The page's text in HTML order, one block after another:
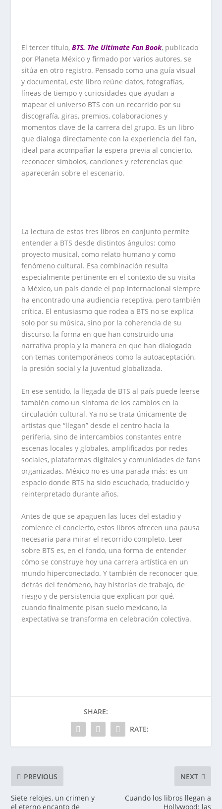
El tercer título, BTS. The Ultimate Fan Book, publicado
por Planeta México y firmado por varios autores, se
sitúa en otro registro. Pensado como una guía visual
y documental, este libro reúne datos, fotografías,
líneas de tiempo y curiosidades que ayudan a
mapear el universo BTS con un recorrido por su
discografía, giras, premios, colaboraciones y
momentos clave de la carrera del grupo. Es un libro
que dialoga directamente con la experiencia del fan,
ideal para acompañar la espera previa al concierto,
reconocer símbolos, canciones y referencias que
aparecerán sobre el escenario.
La lectura de estos tres libros en conjunto permite
entender a BTS desde distintos ángulos: como
proyecto musical, como relato humano y como
fenómeno cultural. Esa combinación resulta
especialmente pertinente en el contexto de su visita
a México, un país donde el pop internacional siempre
ha encontrado una audiencia receptiva, pero también
crítica. El entusiasmo que rodea a BTS no se explica
solo por su música, sino por la coherencia de su
discurso, la forma en que han construido una
narrativa propia y la manera en que han dialogado
con temas contemporáneos como la autoaceptación,
la presión social y la juventud globalizada.
En ese sentido, la llegada de BTS al país puede leerse
también como un síntoma de los cambios en la
circulación cultural. Ya no se trata únicamente de
artistas que “llegan” desde el centro hacia la
periferia, sino de intercambios constantes entre
escenas locales y globales, amplificados por redes
sociales, plataformas digitales y comunidades de fans
organizadas. México no es una parada más: es un
espacio donde BTS ha sido escuchado, traducido y
reinterpretado durante años.
Antes de que se apaguen las luces del estadio y
comience el concierto, estos libros ofrecen una pausa
necesaria para mirar el recorrido completo. Leer
sobre BTS es, en el fondo, una forma de entender
cómo se construye hoy una carrera artística en un
mundo hiperconectado. Y también de reconocer que,
detrás del fenómeno, hay historias de trabajo, de
riesgo y de persistencia que explican por qué,
cuando finalmente pisan suelo mexicano, la
expectativa se transforma en celebración colectiva.
SHARE:
RATE:
PREVIOUS
Siete relojes, un crimen y
el eterno encanto de
NEXT
Cuando los libros llegan a
Hollywood: las